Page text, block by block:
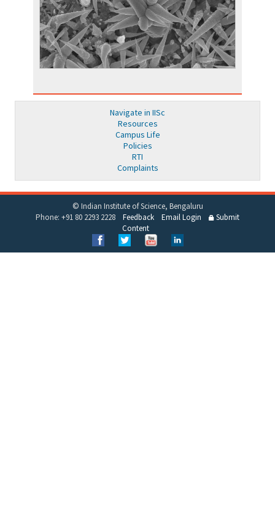
Navigate in IISc
Resources
Campus Life
Policies
RTI
Complaints
© Indian Institute of Science, Bengaluru
Phone: +91 80 2293 2228 Feedback Email Login
Submit
Content